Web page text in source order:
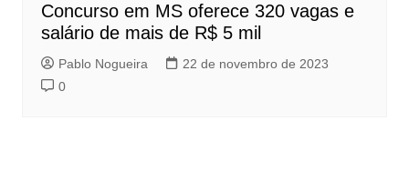
Concurso em MS oferece 320 vagas e
salário de mais de R$ 5 mil
Pablo Nogueira
22 de novembro de 2023
0